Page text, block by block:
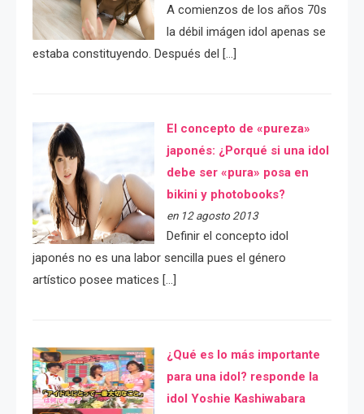
A comienzos de los años 70s
la débil imágen idol apenas se
estaba constituyendo. Después del […]
El concepto de «pureza»
japonés: ¿Porqué si una idol
debe ser «pura» posa en
bikini y photobooks?
en 12 agosto 2013
Definir el concepto idol
japonés no es una labor sencilla pues el género
artístico posee matices […]
¿Qué es lo más importante
para una idol? responde la
idol Yoshie Kashiwabara